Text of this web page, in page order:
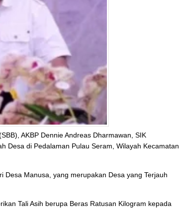
AKBP Dennie Andreas Dharmawan, SIK
Desa di Pedalaman Pulau Seram, Wilayah Kecamatan
Desa Manusa, yang merupakan Desa yang Terjauh
Tali Asih berupa Beras Ratusan Kilogram kepada